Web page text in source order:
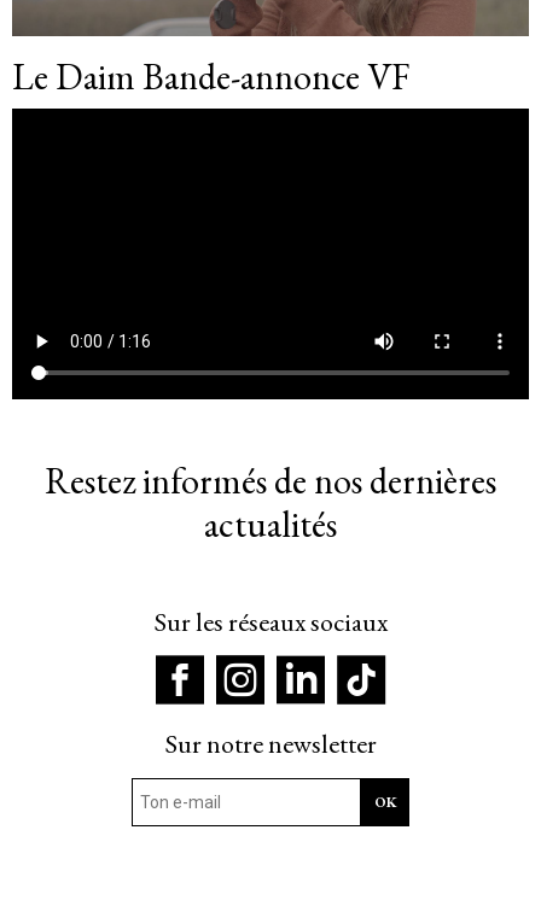
Le Daim Bande-annonce VF
Restez informés de nos dernières
actualités
Sur les réseaux sociaux
Sur notre newsletter